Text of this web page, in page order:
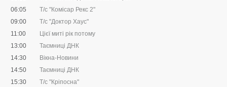
06:05
Т/с "Комісар Рекс 2"
09:00
Т/с "Доктор Хаус"
11:00
Цієї миті рік потому
13:00
Таємниці ДНК
14:30
Вікна-Новини
14:50
Таємниці ДНК
15:30
Т/с "Кріпосна"